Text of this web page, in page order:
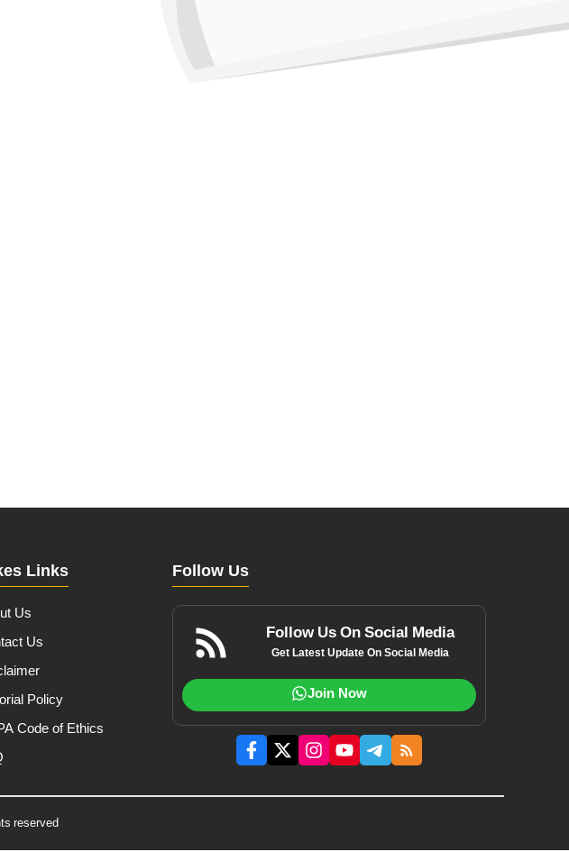
Links
Us
Us
Policy
Code of Ethics
Follow Us
Follow Us On Social Media
Get Latest Update On Social Media
Join Now
reserved